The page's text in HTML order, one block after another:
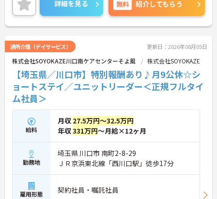
できます。
こちらの求人にご興味がございましたら面接のポイ
ントもお伝えしますので是非ご応募お待ちしており
詳細を見る 無料 紹介してもらう
通所介護（デイサービス） 更新日：2026年08月05日
株式会社SOYOKAZE川口南ケアセンターそよ風 株式会社SOYOKAZE
【埼玉県／川口市】特別報酬あり♪月9公休☆シ
ョートステイ／ユニットリーダー＜正規フルタイ
ム社員＞
給料
月収 27.5万円～32.5万円
年収331万円～月給×12ヶ月
勤務地
埼玉県 川口市 南町2-8-29
ＪＲ京浜東北線「西川口駅」徒歩17分
雇用形態 契約社員・嘱託社員